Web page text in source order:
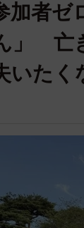
加者ゼ
」 亡
いたく